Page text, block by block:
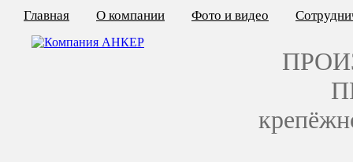
Главная О компании Фото и видео